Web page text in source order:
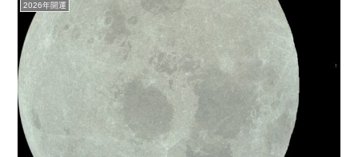
2026年開運